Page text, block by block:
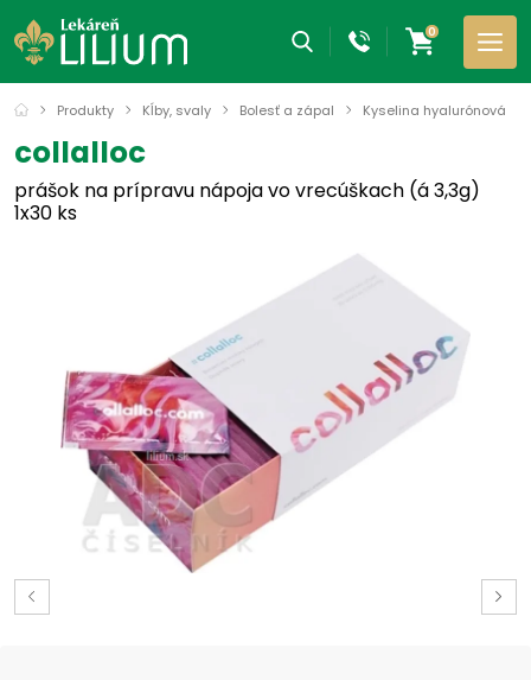
0
Produkty Kĺby, svaly Bolesť a zápal Kyselina hyalurónová
collalloc
prášok na prípravu nápoja vo vrecúškach (á 3,3g)
1x30 ks